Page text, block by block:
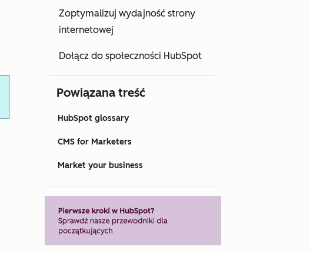
Zoptymalizuj wydajność strony
internetowej
Dołącz do społeczności HubSpot
Powiązana treść
HubSpot glossary
CMS for Marketers
Market your business